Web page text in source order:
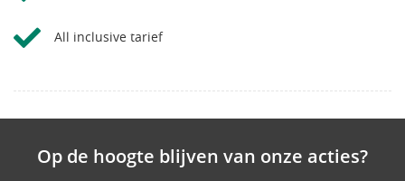
All inclusive tarief
Op de hoogte blijven van onze acties?